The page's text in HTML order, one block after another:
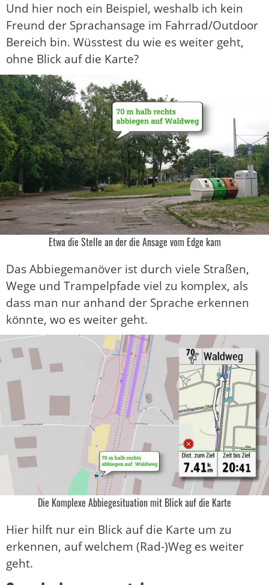
Und hier noch ein Beispiel, weshalb ich kein
Freund der Sprachansage im Fahrrad/Outdoor
Bereich bin. Wüsstest du wie es weiter geht,
ohne Blick auf die Karte?
Etwa die Stelle an der die Ansage vom Edge kam
Das Abbiegemanöver ist durch viele Straßen,
Wege und Trampelpfade viel zu komplex, als
dass man nur anhand der Sprache erkennen
könnte, wo es weiter geht.
Die Komplexe Abbiegesituation mit Blick auf die Karte
Hier hilft nur ein Blick auf die Karte um zu
erkennen, auf welchem (Rad-)Weg es weiter
geht.